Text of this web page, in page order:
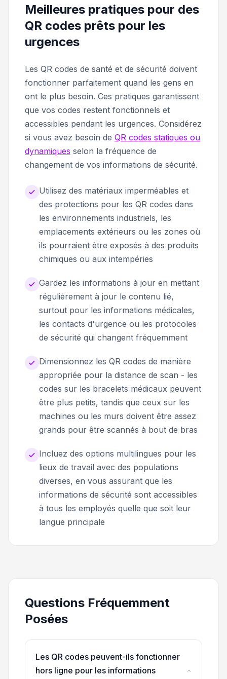
Meilleures pratiques pour des
QR codes prêts pour les
urgences
Les QR codes de santé et de sécurité doivent
fonctionner parfaitement quand les gens en
ont le plus besoin. Ces pratiques garantissent
que vos codes restent fonctionnels et
accessibles pendant les urgences. Considérez
si vous avez besoin de QR codes statiques ou
dynamiques selon la fréquence de
changement de vos informations de sécurité.
Utilisez des matériaux imperméables et
des protections pour les QR codes dans
les environnements industriels, les
emplacements extérieurs ou les zones où
ils pourraient être exposés à des produits
chimiques ou aux intempéries
Gardez les informations à jour en mettant
régulièrement à jour le contenu lié,
surtout pour les informations médicales,
les contacts d'urgence ou les protocoles
de sécurité qui changent fréquemment
Dimensionnez les QR codes de manière
appropriée pour la distance de scan - les
codes sur les bracelets médicaux peuvent
être plus petits, tandis que ceux sur les
machines ou les murs doivent être assez
grands pour être scannés à bout de bras
Incluez des options multilingues pour les
lieux de travail avec des populations
diverses, en vous assurant que les
informations de sécurité sont accessibles
à tous les employés quelle que soit leur
langue principale
Questions Fréquemment
Posées
Les QR codes peuvent-ils fonctionner
hors ligne pour les informations